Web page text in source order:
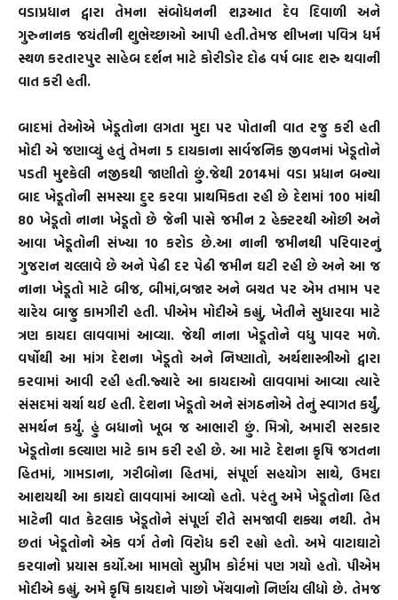
વડાપ્રધાન દ્વારા તેમના સંબોધનની શરૂઆત દેવ દિવાળી અને
ગુરુનાનક જયંતીની શુભેચ્છાઓ આપી હતી.તેમજ શીખના પવિત્ર ધર્મ
સ્થળ કરતારપુર સાહેબ દર્શન માટે કોરીડોર દોઢ વર્ષ બાદ શરુ થવાની
વાત કરી હતી.
બાદમાં તેઓએ ખેડૂતોના લગતા મુદા પર પોતાની વાત રજુ કરી હતી
મોદી એ જણાવ્યું હતું તેમના 5 દાયકાના સાર્વજનિક જીવનમાં ખેડૂતોને
પડતી મુશ્કેલી નજીકથી જાણીતો છું.જેથી 2014માં વડા પ્રધાન બન્યા
બાદ ખેડૂતોની સમસ્યા દુર કરવા પ્રાથમિકતા રહી છે દેશમાં 100 માંથી
80 ખેડૂતો નાના ખેડૂતો છે જેની પાસે જમીન 2 હેક્ટરથી ઓછી અને
આવા ખેડૂતોની સંખ્યા 10 કરોડ છે.આ નાની જમીનથી પરિવારનું
ગુજરાન ચલ્લાવે છે અને પેઢી દર પેઢી જમીન ઘટી રહી છે અને આ જ
નાના ખેડૂતો માટે બીજ, બીમાં,બજાર અને બચત પર એમ તમામ પર
ચારેય બાજુ કામગીરી હતી. પીએમ મોદીએ કહ્યું, ખેતીને સુધારવા માટે
ત્રણ કાયદા લાવવામાં આવ્યા. જેથી નાના ખેડૂતોને વધુ પાવર મળે.
વર્ષોથી આ માંગ દેશના ખેડૂતો અને નિષ્ણાતો, અર્થશાસ્ત્રીઓ દ્વારા
કરવામાં આવી રહી હતી.જ્યારે આ કાયદાઓ લાવવામાં આવ્યા ત્યારે
સંસદમાં ચર્ચા થઈ હતી. દેશના ખેડૂતો અને સંગઠનોએ તેનું સ્વાગત કર્યું,
સમર્થન કર્યું. હું બધાનો ખૂબ જ આભારી છું. મિત્રો, અમારી સરકાર
ખેડૂતોના કલ્યાણ માટે કામ કરી રહી છે. આ માટે દેશના કૃષિ જગતના
હિતમાં, ગામડાના, ગરીબોના હિતમાં, સંપૂર્ણ સહયોગ સાથે, ઉમદા
આશયથી આ કાયદો લાવવામાં આવ્યો હતો. પરંતુ અમે ખેડૂતોના હિત
માટેની વાત કેટલાક ખેડૂતોને સંપૂર્ણ રીતે સમજાવી શક્યા નથી. તેમ
છતાં ખેડૂતોનો એક વર્ગ તેનો વિરોધ કરી રહ્યો હતો. અમે વાટાઘાટો
કરવાનો પ્રયાસ કર્યો.આ મામલો સુપ્રીમ કોર્ટમાં પણ ગયો હતો. પીએમ
મોદીએ કહ્યું, અમે કૃષિ કાયદાને પાછો ખેંચવાનો નિર્ણય લીધો છે. તેમજ